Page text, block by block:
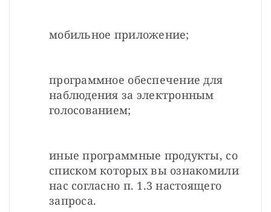
мобильное приложение;
программное обеспечение для
наблюдения за электронным
голосованием;
иные программные продукты, со
списком которых вы ознакомили
нас согласно п. 1.3 настоящего
запроса.